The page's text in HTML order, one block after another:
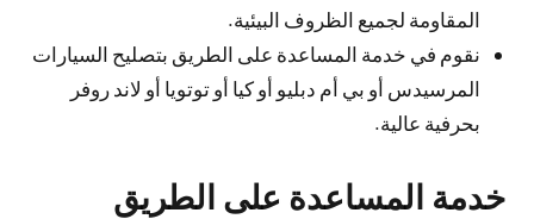
المقاومة لجميع الظروف البيئية.
نقوم في خدمة المساعدة على الطريق بتصليح السيارات
المرسيدس أو بي أم دبليو أو كيا أو توتويا أو لاند روفر
بحرفية عالية.
خدمة المساعدة على الطريق